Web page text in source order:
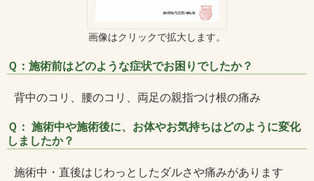
画像はクリックで拡大します。
Ｑ：施術前はどのような症状でお困りでしたか？
背中のコリ、腰のコリ、両足の親指つけ根の痛み
Ｑ： 施術中や施術後に、お体やお気持ちはどのように変化
しましたか？
施術中・直後はじわっとしたダルさや痛みがあります